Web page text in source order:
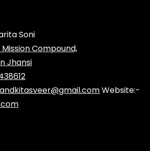
Soni
Mission Compound,
Jhansi
Website:-